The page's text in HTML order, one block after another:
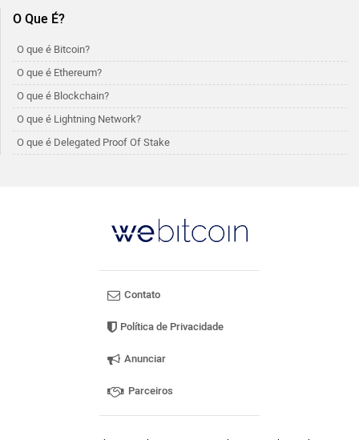
O Que É?
O que é Bitcoin?
O que é Ethereum?
O que é Blockchain?
O que é Lightning Network?
O que é Delegated Proof Of Stake
Contato
Política de Privacidade
Anunciar
Parceiros